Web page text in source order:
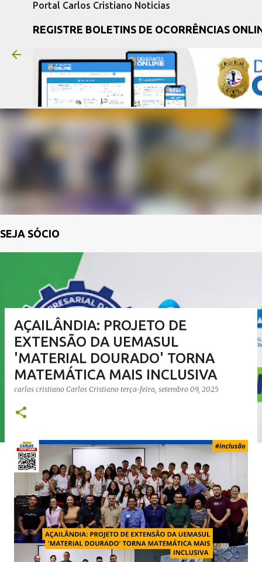
Portal Carlos Cristiano Noticias
REGISTRE BOLETINS DE OCORRÊNCIAS
SEJA SÓCIO
AÇAILÂNDIA: PROJETO DE
EXTENSÃO DA UEMASUL
'MATERIAL DOURADO' TORNA
MATEMÁTICA MAIS INCLUSIVA
carlos cristiano Carlos Cristiano terça-feira, setembro 09, 2025